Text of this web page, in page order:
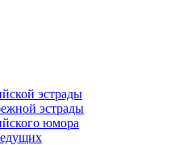
эстрады
эстрады
юмора